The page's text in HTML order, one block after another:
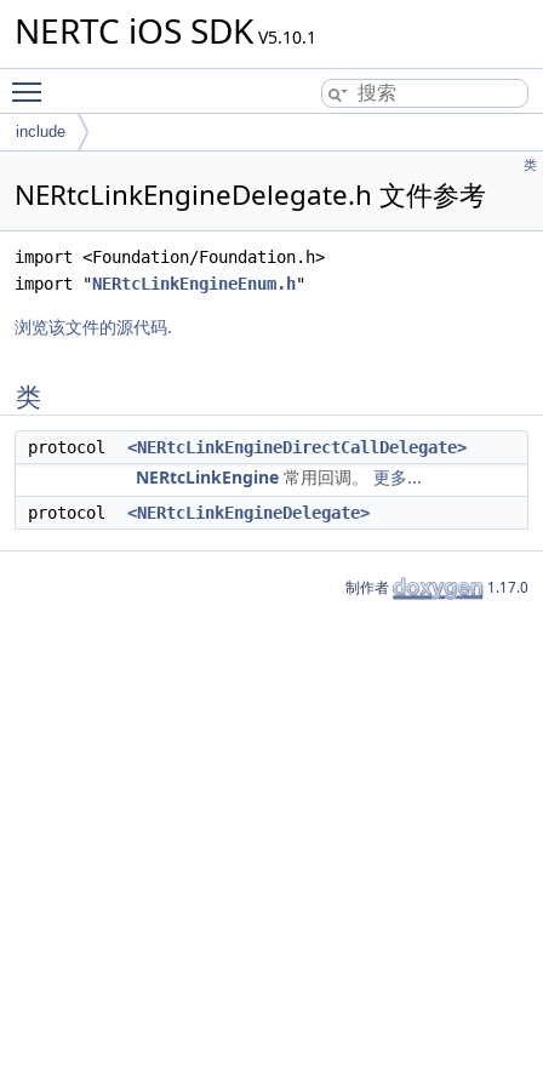
NERTC iOS SDK V5.10.1
include
类
NERtcLinkEngineDelegate.h 文件参考
import <Foundation/Foundation.h>
import "NERtcLinkEngineEnum.h"
浏览该文件的源代码.
类
protocol <NERtcLinkEngineDirectCallDelegate>
NERtcLinkEngine 常用回调。 更多...
protocol <NERtcLinkEngineDelegate>
制作者 1.17.0